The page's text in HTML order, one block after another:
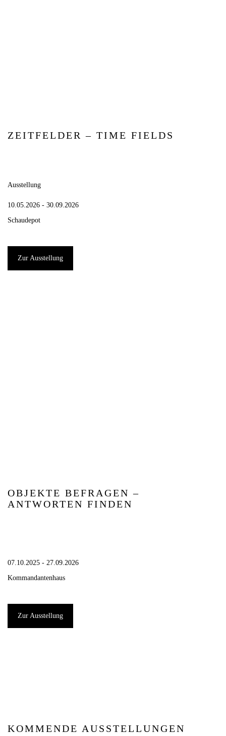
ZEITFELDER – TIME FIELDS
Ausstellung
10.05.2026 - 30.09.2026
Schaudepot
Zur Ausstellung
OBJEKTE BEFRAGEN –
ANTWORTEN FINDEN
07.10.2025 - 27.09.2026
Kommandantenhaus
Zur Ausstellung
KOMMENDE AUSSTELLUNGEN